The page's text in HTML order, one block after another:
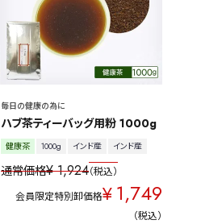
毎日の健康の為に
ハブ茶ティーバッグ用粉 1000g
健康茶 1000g インド産 インド産
通常価格¥ 1,924 税込
会員限定特別卸価格¥1,749
税込